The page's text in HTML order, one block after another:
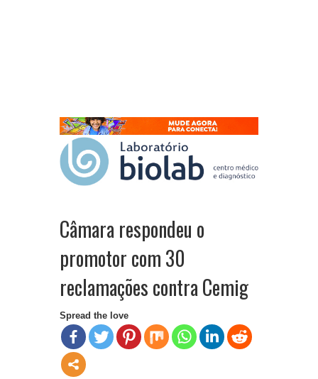
Câmara respondeu o
promotor com 30
reclamações contra Cemig
Spread the love